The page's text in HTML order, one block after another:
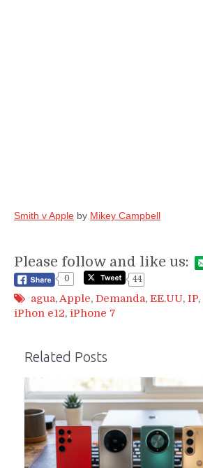
Smith v Apple by Mikey Campbell
Please follow and like us:
0
44
agua,Apple, Demanda, EE.UU, IP,
iPhon e12, iPhone 7
Related Posts